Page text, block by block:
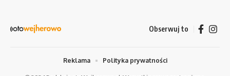
Obserwuj to
Reklama Polityka prywatności